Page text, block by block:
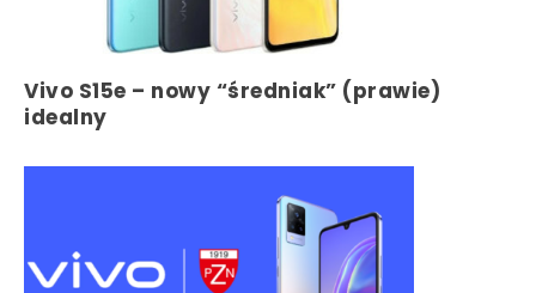
Vivo S15e – nowy “średniak” (prawie)
idealny